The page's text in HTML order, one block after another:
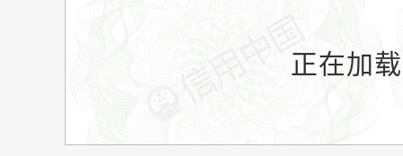
正在加